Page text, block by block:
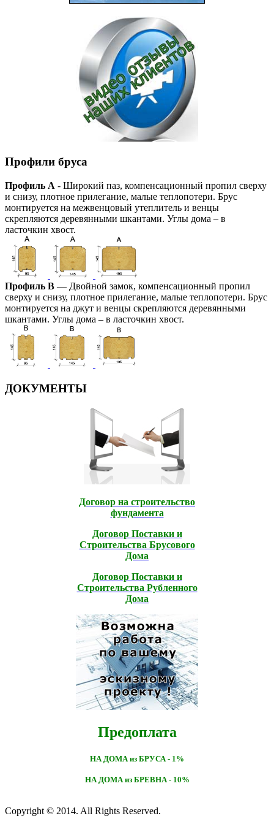
Профили бруса
Профиль А - Широкий паз, компенсационный пропил сверху
и снизу, плотное прилегание, малые теплопотери. Брус
монтируется на межвенцовый утеплитель и венцы
скрепляются деревянными шкантами. Углы дома – в
ласточкин хвост.
Профиль В — Двойной замок, компенсационный пропил
сверху и снизу, плотное прилегание, малые теплопотери. Брус
монтируется на джут и венцы скрепляются деревянными
шкантами. Углы дома – в ласточкин хвост.
ДОКУМЕНТЫ
Договор на строительство
фундамента
Договор Поставки и
Строительcтва Брусового
Дома
Договор Поставки и
Строительcтва Рубленного
Дома
Предоплата
НА ДОМА из БРУСА - 1%
НА ДОМА из БРЕВНА - 10%
Copyright © 2014. All Rights Reserved.